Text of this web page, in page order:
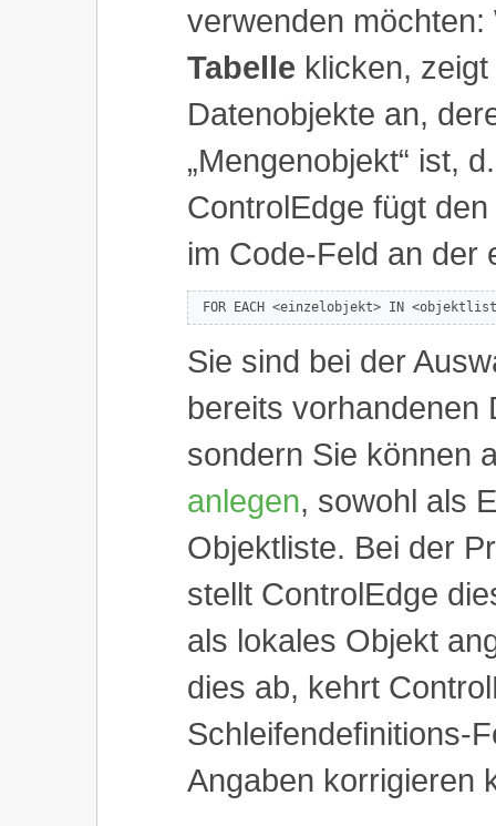
verwenden möchten:
Tabelle klicken,
Datenobjekte an,
„Mengenobjekt“ ist,
ControlEdge fügt
im Code-Feld an der
FOR EACH <einzelobjekt> IN
Sie sind bei der
bereits vorhandenen
sondern Sie können
anlegen, sowohl als
Objektliste. Bei der
stellt ControlEdge
als lokales Objekt
dies ab, kehrt
Schleifendefinitions-
Angaben korrigieren